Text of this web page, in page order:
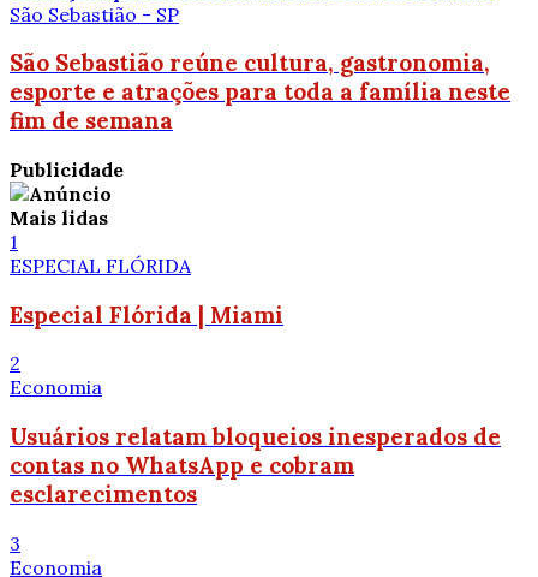
São Sebastião - SP
São Sebastião reúne cultura, gastronomia,
esporte e atrações para toda a família neste
fim de semana
Publicidade
Mais lidas
1
ESPECIAL FLÓRIDA
Especial Flórida | Miami
2
Economia
Usuários relatam bloqueios inesperados de
contas no WhatsApp e cobram
esclarecimentos
3
Economia